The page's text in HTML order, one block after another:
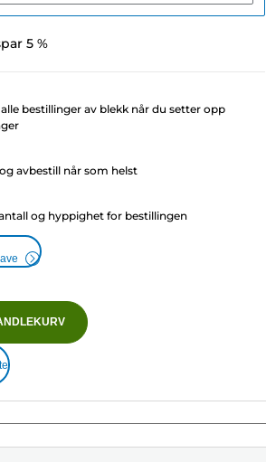
5 %
alle bestillinger av blekk når du setter opp
avbestill når som helst
og hyppighet for bestillingen